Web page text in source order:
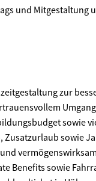
und Mitgestaltung
zur
Umgang
sowie
sowie
Benefits sowie